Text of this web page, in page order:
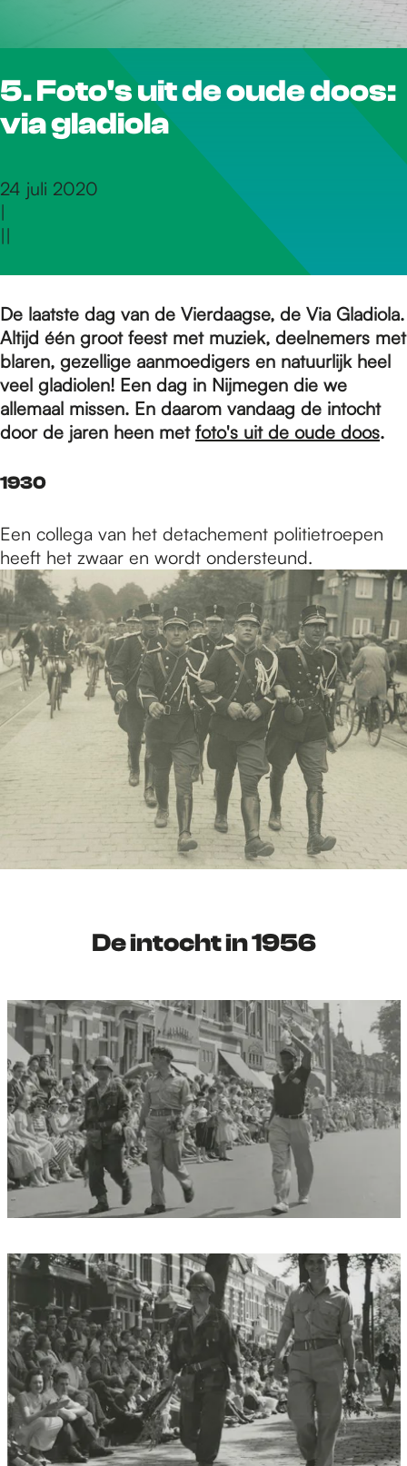
r
d
e
o
m
e
a
g
e
5. Foto's uit de oude doos:
via gladiola
24 juli 2020
|
||
De laatste dag van de Vierdaagse, de Via Gladiola.
Altijd één groot feest met muziek, deelnemers met
blaren, gezellige aanmoedigers en natuurlijk heel
veel gladiolen! Een dag in Nijmegen die we
allemaal missen. En daarom vandaag de intocht
door de jaren heen met foto's uit de oude doos.
1930
Een collega van het detachement politietroepen
heeft het zwaar en wordt ondersteund.
De intocht in 1956